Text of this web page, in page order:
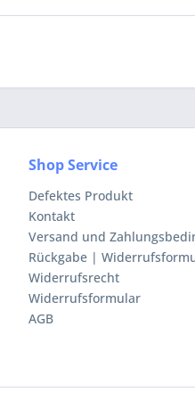
Shop Service
Defektes Produkt
Kontakt
Versand und
Rückgabe |
Widerrufsrecht
Widerrufsformular
AGB